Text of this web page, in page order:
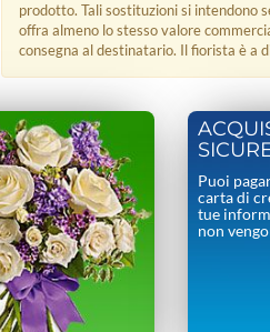
prodotto. Tali sostituzioni si intendono
offra almeno lo stesso valore
consegna al destinatario. Il fiorista è a
Puoi
carta di
tue
non